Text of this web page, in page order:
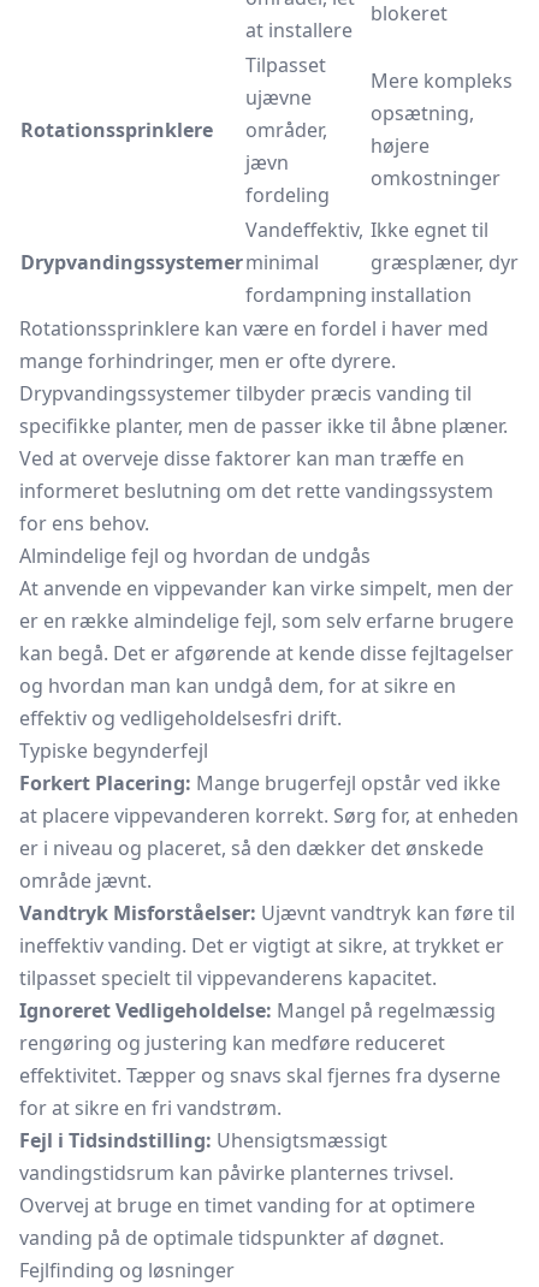
at installere
blokeret
Rotationssprinklere
Tilpasset
ujævne
områder,
jævn
fordeling
Mere kompleks
opsætning,
højere
omkostninger
Drypvandingssystemer
Vandeffektiv,
minimal
fordampning
Ikke egnet til
græsplæner, dyr
installation
Rotationssprinklere kan være en fordel i haver med
mange forhindringer, men er ofte dyrere.
Drypvandingssystemer tilbyder præcis vanding til
specifikke planter, men de passer ikke til åbne plæner.
Ved at overveje disse faktorer kan man træffe en
informeret beslutning om det rettevandingssystem
for ens behov.
Almindelige fejl og hvordan de undgås
At anvende en vippevander kan virke simpelt, men der
er en række almindelige fejl, som selv erfarne brugere
kan begå. Det er afgørende at kende disse fejltagelser
og hvordan man kan undgå dem, for at sikre en
effektiv og vedligeholdelsesfri drift.
Typiske begynderfejl
Forkert Placering: Mange brugerfejl opstår ved ikke
at placere vippevanderen korrekt. Sørg for, at enheden
er i niveau og placeret, så den dækker det ønskede
område jævnt.
Vandtryk Misforståelser: Ujævnt vandtryk kan føre til
ineffektiv vanding. Det er vigtigt at sikre, at trykket er
tilpasset specielt til vippevanderens kapacitet.
Ignoreret Vedligeholdelse: Mangel på regelmæssig
rengøring og justering kan medføre reduceret
effektivitet. Tæpper og snavs skal fjernes fra dyserne
for at sikre en fri vandstrøm.
Fejl i Tidsindstilling: Uhensigtsmæssigt
vandingstidsrum kan påvirke planternes trivsel.
Overvej at bruge en timet vanding for at optimere
vanding på de optimale tidspunkter af døgnet.
Fejlfinding og løsninger